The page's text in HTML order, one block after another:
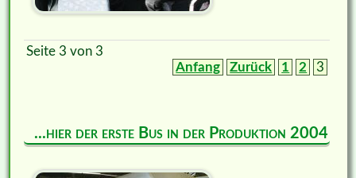
Seite 3 von 3
Anfang
Zurück 1 2 3
...hier der erste Bus in der Produktion 2004